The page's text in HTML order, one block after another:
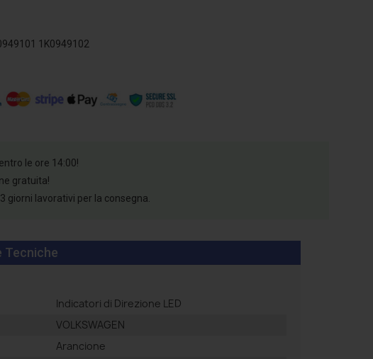
1K0949102
le ore 14:00!
gratuita!
giorni lavorativi per la consegna.
Tecniche
Indicatori di Direzione LED
VOLKSWAGEN
Arancione